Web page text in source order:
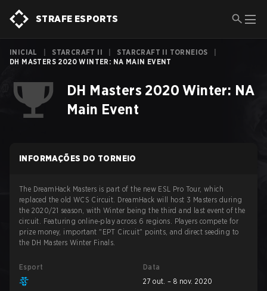
STRAFE ESPORTS
INICIAL STARCRAFT II STARCRAFT II TORNEIOS
DH MASTERS 2020 WINTER: NA MAIN EVENT
DH Masters 2020 Winter: NA
Main Event
INFORMAÇÕES DO TORNEIO
The DreamHack Masters is part of the new ESL Pro Tour, which
replaced the old WCS Circuit. DreamHack will host 3 Masters during
the 2020/21 season, with Winter being the third and last event of the
circuit. Featuring online-play across 6 regions. Players compete for
prize money, important "EPT Circuit" points, and direct seeding to
the DH Masters Winter Finals.
Esport
Data
27 out. – 8 nov. 2020